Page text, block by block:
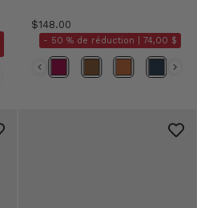
$148.00
- 50 % de réduction | 74,00 $